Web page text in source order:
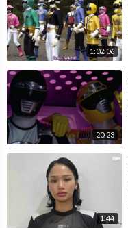
1:02:06
20:23
1:44